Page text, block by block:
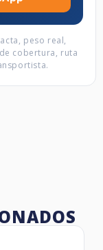
peso real,
cobertura, ruta